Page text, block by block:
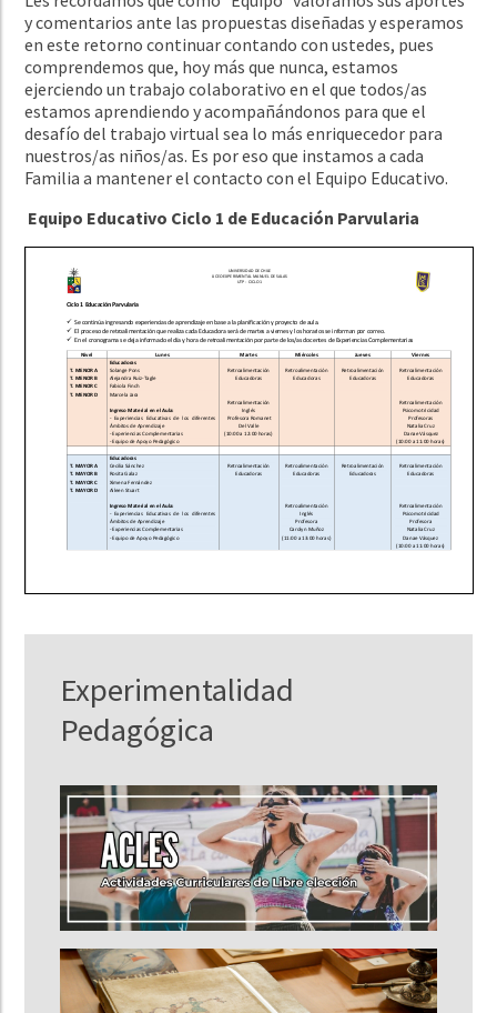
y comentarios ante las propuestas diseñadas y esperamos
en este retorno continuar contando con ustedes, pues
comprendemos que, hoy más que nunca, estamos
ejerciendo un trabajo colaborativo en el que todos/as
estamos aprendiendo y acompañándonos para que el
desafío del trabajo virtual sea lo más enriquecedor para
nuestros/as niños/as. Es por eso que instamos a cada
Familia a mantener el contacto con el Equipo Educativo.
Equipo Educativo Ciclo 1 de Educación Parvularia
Experimentalidad
Pedagógica